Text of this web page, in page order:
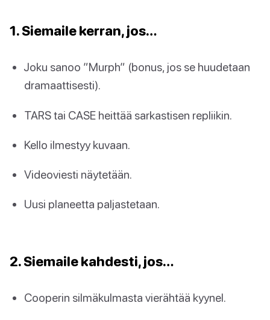
1. Siemaile kerran, jos…
Joku sanoo ”Murph” (bonus, jos se huudetaan
dramaattisesti).
TARS tai CASE heittää sarkastisen repliikin.
Kello ilmestyy kuvaan.
Videoviesti näytetään.
Uusi planeetta paljastetaan.
2. Siemaile kahdesti, jos…
Cooperin silmäkulmasta vierähtää kyynel.